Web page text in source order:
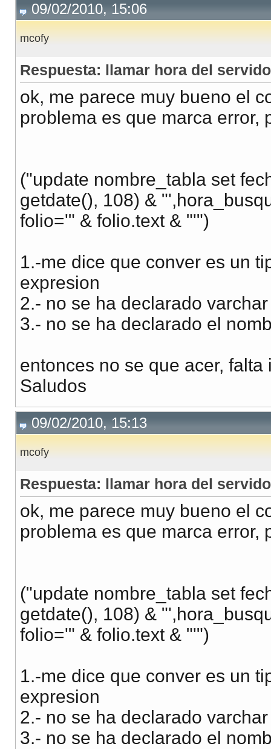
09/02/2010, 15:06
mcofy
Respuesta: llamar hora del
ok, me parece muy bueno el
problema es que marca error,
("update nombre_tabla set
getdate(), 108) &
folio='" & folio.text & "'")
1.-me dice que conver es un
expresion
2.- no se ha declarado varchar
3.- no se ha declarado el
entonces no se que acer,
Saludos
09/02/2010, 15:13
mcofy
Respuesta: llamar hora del
ok, me parece muy bueno el
problema es que marca error,
("update nombre_tabla set
getdate(), 108) &
folio='" & folio.text & "'")
1.-me dice que conver es un
expresion
2.- no se ha declarado varchar
3.- no se ha declarado el